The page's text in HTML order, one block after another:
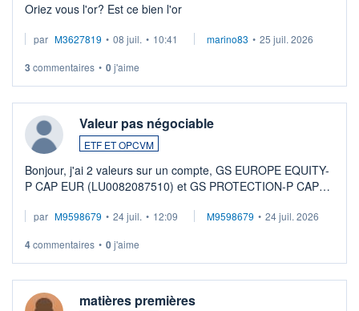
Oriez vous l'or? Est ce bien l'or
par M3627819 • 08 juil. • 10:41 marino83 • 25 juil. 2026
3 commentaires • 0j'aime
Valeur pas négociable
ETF ET OPCVM
Bonjour, j'ai 2 valeurs sur un compte, GS EUROPE EQUITY-
P CAP EUR (LU0082087510) et GS PROTECTION-P CAP
veux procéder à la vente, on me signale ...
par M9598679 • 24 juil. • 12:09 M9598679 • 24 juil. 2026
4commentaires • 0j'aime
matières premières